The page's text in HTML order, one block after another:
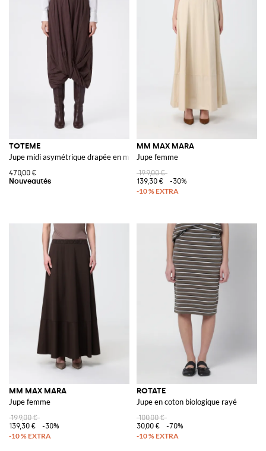
TOTEME
Jupe midi asymétrique drapée en mélange de coton et lyocell
470,00 €
MM MAX MARA
Jupe femme
199,00 €
139,30 €
-30%
MM MAX MARA
Jupe femme
199,00 €
139,30 €
-30%
ROTATE
Jupe en coton biologique rayé
100,00 €
30,00 €
-70%